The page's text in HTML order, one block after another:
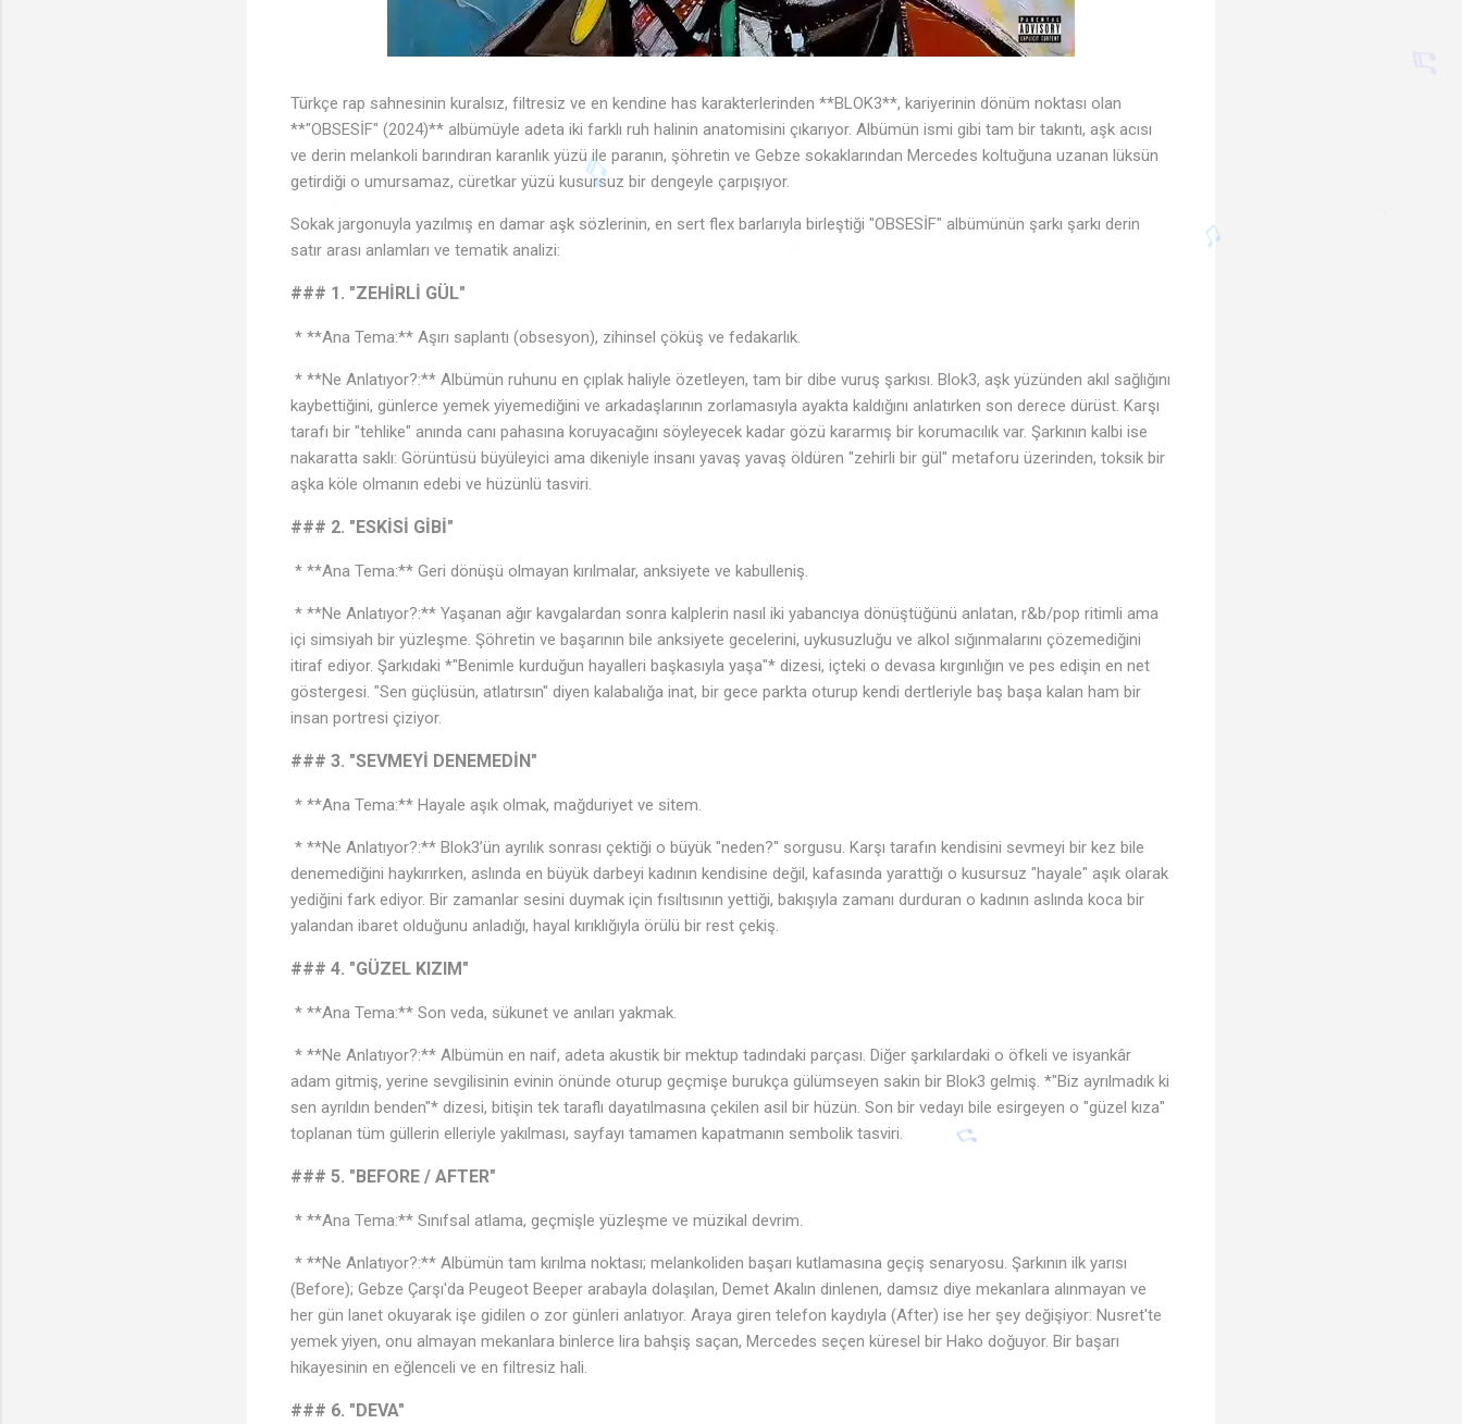
Türkçe rap sahnesinin kuralsız, filtresiz ve en kendine has karakterlerinden **BLOK3**, kariyerinin dönüm noktası olan
**"OBSESİF" (2024)** albümüyle adeta iki farklı ruh halinin anatomisini çıkarıyor. Albümün ismi gibi tam bir takıntı, aşk acısı
ve derin melankoli barındıran karanlık yüzü ile paranın, şöhretin ve Gebze sokaklarından Mercedes koltuğuna uzanan lüksün
getirdiği o umursamaz, cüretkar yüzü kusursuz bir dengeyle çarpışıyor.
Sokak jargonuyla yazılmış en damar aşk sözlerinin, en sert flex barlarıyla birleştiği "OBSESİF" albümünün şarkı şarkı derin
satır arası anlamları ve tematik analizi:
### 1. "ZEHİRLİ GÜL"
* **Ana Tema:** Aşırı saplantı (obsesyon), zihinsel çöküş ve fedakarlık.
* **Ne Anlatıyor?:** Albümün ruhunu en çıplak haliyle özetleyen, tam bir dibe vuruş şarkısı. Blok3, aşk yüzünden akıl sağlığını
kaybettiğini, günlerce yemek yiyemediğini ve arkadaşlarının zorlamasıyla ayakta kaldığını anlatırken son derece dürüst. Karşı
tarafı bir "tehlike" anında canı pahasına koruyacağını söyleyecek kadar gözü kararmış bir korumacılık var. Şarkının kalbi ise
nakaratta saklı: Görüntüsü büyüleyici ama dikeniyle insanı yavaş yavaş öldüren "zehirli bir gül" metaforu üzerinden, toksik bir
aşka köle olmanın edebi ve hüzünlü tasviri.
### 2. "ESKİSİ GİBİ"
* **Ana Tema:** Geri dönüşü olmayan kırılmalar, anksiyete ve kabulleniş.
* **Ne Anlatıyor?:** Yaşanan ağır kavgalardan sonra kalplerin nasıl iki yabancıya dönüştüğünü anlatan, r&b/pop ritimli ama
içi simsiyah bir yüzleşme. Şöhretin ve başarının bile anksiyete gecelerini, uykusuzluğu ve alkol sığınmalarını çözemediğini
itiraf ediyor. Şarkıdaki *"Benimle kurduğun hayalleri başkasıyla yaşa"* dizesi, içteki o devasa kırgınlığın ve pes edişin en net
göstergesi. "Sen güçlüsün, atlatırsın" diyen kalabalığa inat, bir gece parkta oturup kendi dertleriyle baş başa kalan ham bir
insan portresi çiziyor.
### 3. "SEVMEYİ DENEMEDİN"
* **Ana Tema:** Hayale aşık olmak, mağduriyet ve sitem.
* **Ne Anlatıyor?:** Blok3’ün ayrılık sonrası çektiği o büyük "neden?" sorgusu. Karşı tarafın kendisini sevmeyi bir kez bile
denemediğini haykırırken, aslında en büyük darbeyi kadının kendisine değil, kafasında yarattığı o kusursuz "hayale" aşık olarak
yediğini fark ediyor. Bir zamanlar sesini duymak için fısıltısının yettiği, bakışıyla zamanı durduran o kadının aslında koca bir
yalandan ibaret olduğunu anladığı, hayal kırıklığıyla örülü bir rest çekiş.
### 4. "GÜZEL KIZIM"
* **Ana Tema:** Son veda, sükunet ve anıları yakmak.
* **Ne Anlatıyor?:** Albümün en naif, adeta akustik bir mektup tadındaki parçası. Diğer şarkılardaki o öfkeli ve isyankâr
adam gitmiş, yerine sevgilisinin evinin önünde oturup geçmişe burukça gülümseyen sakin bir Blok3 gelmiş. *"Biz ayrılmadık ki
sen ayrıldın benden"* dizesi, bitişin tek taraflı dayatılmasına çekilen asil bir hüzün. Son bir vedayı bile esirgeyen o "güzel kıza"
toplanan tüm güllerin elleriyle yakılması, sayfayı tamamen kapatmanın sembolik tasviri.
### 5. "BEFORE / AFTER"
* **Ana Tema:** Sınıfsal atlama, geçmişle yüzleşme ve müzikal devrim.
* **Ne Anlatıyor?:** Albümün tam kırılma noktası; melankoliden başarı kutlamasına geçiş senaryosu. Şarkının ilk yarısı
(Before); Gebze Çarşı'da Peugeot Beeper arabayla dolaşılan, Demet Akalın dinlenen, damsız diye mekanlara alınmayan ve
her gün lanet okuyarak işe gidilen o zor günleri anlatıyor. Araya giren telefon kaydıyla (After) ise her şey değişiyor: Nusret'te
yemek yiyen, onu almayan mekanlara binlerce lira bahşiş saçan, Mercedes seçen küresel bir Hako doğuyor. Bir başarı
hikayesinin en eğlenceli ve en filtresiz hali.
### 6. "DEVA"
🎵
♬